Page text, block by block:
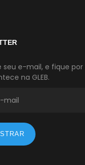
seu e-mail, e fique
na GLEB.